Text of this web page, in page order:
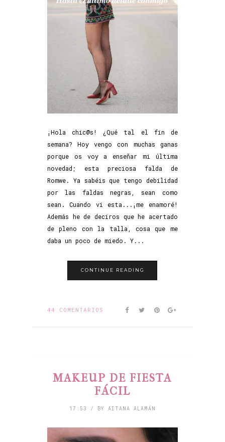
¡Hola chic@s! ¿Qué tal el fin de
semana? Hoy vengo con muchas ganas
porque os voy a enseñar mi última
novedad; esta preciosa falda de
Romwe. Ya sabéis que tengo debilidad
por las faldas negras, sean como
sean. Cuando vi esta...¡me enamoré!
Además he de deciros que he acertado
de pleno con la talla, cosa que me
daba un poco de miedo. Y...
CONTINUE READING
44 COMENTARIOS
MAKEUP DE FIESTA
FÁCIL
17:53 / BY AITANA ALAMÁN